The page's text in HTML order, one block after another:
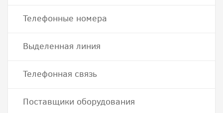
Телефонные номера
Выделенная линия
Телефонная связь
Поставщики оборудования